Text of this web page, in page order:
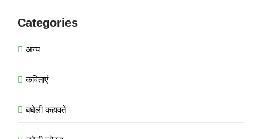
Categories
अन्य
कविताएं
बघेली कहावतें